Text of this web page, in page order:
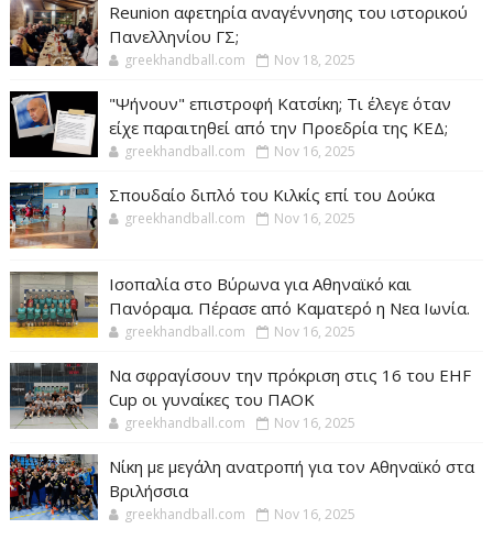
Reunion αφετηρία αναγέννησης του ιστορικού
Πανελληνίου ΓΣ;
greekhandball.com Nov 18, 2025
"Ψήνουν" επιστροφή Κατσίκη; Τι έλεγε όταν
είχε παραιτηθεί από την Προεδρία της ΚΕΔ;
greekhandball.com Nov 16, 2025
Σπουδαίο διπλό του Κιλκίς επί του Δούκα
greekhandball.com Nov 16, 2025
Ισοπαλία στο Βύρωνα για Αθηναϊκό και
Πανόραμα. Πέρασε από Καματερό η Νεα Ιωνία.
greekhandball.com Nov 16, 2025
Να σφραγίσουν την πρόκριση στις 16 του EHF
Cup οι γυναίκες του ΠΑΟΚ
greekhandball.com Nov 16, 2025
Νίκη με μεγάλη ανατροπή για τον Αθηναϊκό στα
Βριλήσσια
greekhandball.com Nov 16, 2025